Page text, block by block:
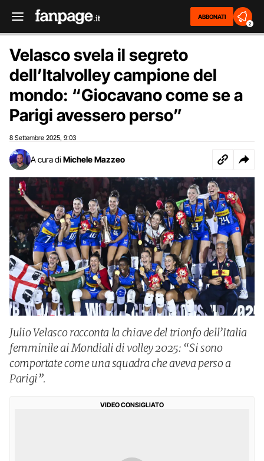
ABBONATI
2
Velasco svela il segreto
dell’Italvolley campione del
mondo: “Giocavano come se a
Parigi avessero perso”
8 Settembre 2025 9:03
A cura di Michele Mazzeo
Julio Velasco racconta la chiave del trionfo dell’Italia
femminile ai Mondiali di volley 2025: “Si sono
comportate come una squadra che aveva perso a
Parigi”.
VIDEO CONSIGLIATO